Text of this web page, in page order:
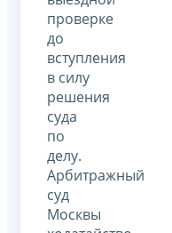
проверке
до
вступления
в силу
решения
суда
по
делу.
Арбитражный
суд
Москвы